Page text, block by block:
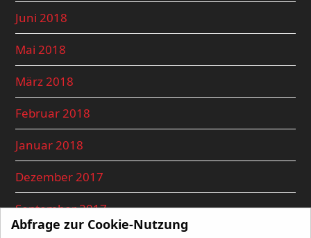
Juni 2018
Mai 2018
März 2018
Februar 2018
Januar 2018
Dezember 2017
September 2017
Abfrage zur Cookie-Nutzung